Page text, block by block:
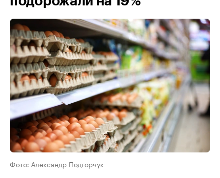
Фото: Александр Подгорчук